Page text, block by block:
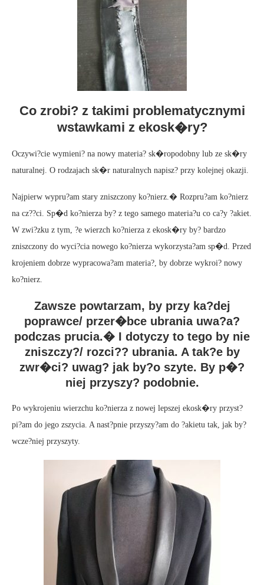
Co zrobi? z takimi problematycznymi
wstawkami z ekosk�ry?
Oczywi?cie wymieni? na nowy materia? sk�ropodobny lub ze sk�ry
naturalnej. O rodzajach sk�r naturalnych napisz? przy kolejnej okazji.
Najpierw wypru?am stary zniszczony ko?nierz.� Rozpru?am ko?nierz
na cz??ci. Sp�d ko?nierza by? z tego samego materia?u co ca?y ?akiet.
W zwi?zku z tym, ?e wierzch ko?nierza z ekosk�ry by? bardzo
zniszczony do wyci?cia nowego ko?nierza wykorzysta?am sp�d. Przed
krojeniem dobrze wypracowa?am materia?, by dobrze wykroi? nowy
ko?nierz.
Zawsze powtarzam, by przy ka?dej
poprawce/ przer�bce ubrania uwa?a?
podczas prucia.� I dotyczy to tego by nie
zniszczy?/ rozci?? ubrania. A tak?e by
zwr�ci? uwag? jak by?o szyte. By p�?
niej przyszy? podobnie.
Po wykrojeniu wierzchu ko?nierza z nowej lepszej ekosk�ry przyst?
pi?am do jego zszycia. A nast?pnie przyszy?am do ?akietu tak, jak by?
wcze?niej przyszyty.